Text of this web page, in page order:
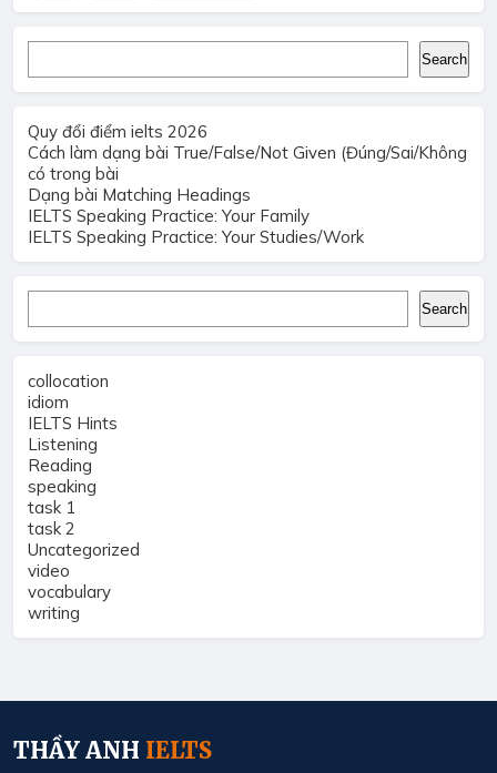
Search
Quy đổi điểm ielts 2026
Cách làm dạng bài True/False/Not Given (Đúng/Sai/Không
có trong bài
Dạng bài Matching Headings
IELTS Speaking Practice: Your Family
IELTS Speaking Practice: Your Studies/Work
Search
collocation
idiom
IELTS Hints
Listening
Reading
speaking
task 1
task 2
Uncategorized
video
vocabulary
writing
THẦY ANH IELTS